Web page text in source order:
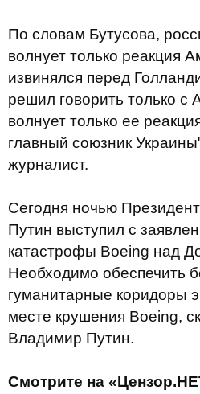
По словам Бутусова,
волнует только реакция
извинялся перед
решил говорить только с
волнует только ее
главный союзник
журналист.
Сегодня ночью
Путин выступил с
катастрофы Boeing над
Необходимо обеспечить
гуманитарные коридоры
месте крушения Boeing,
Владимир Путин.
Смотрите на